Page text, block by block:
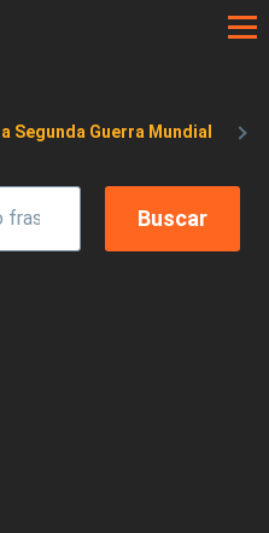
de ayuda a la
Segunda Guerra Mundial